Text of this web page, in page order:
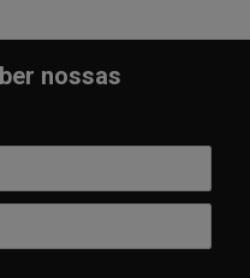
nossas